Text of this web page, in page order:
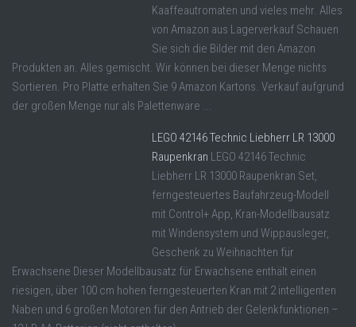
Kaaffeautromaten und vieles mehr. Alles
von Amazon aus Lagerverkauf Schauen
Sie sich die Bilder mit den Amazon
Produkten an. Alles gemischt. Wir können bei dieser Menge nichts
Sortieren. Pro Platte erhalten Sie 9 Amazon Kartons. Verkauf aufgrund
der großen Menge nur als Palettenware ...
LEGO 42146 Technic Liebherr LR 13000
Raupenkran LEGO 42146 Technic
Liebherr LR 13000 Raupenkran Set,
ferngesteuertes Baufahrzeug-Modell
mit Control+ App, Kran-Modellbausatz
mit Windensystem und Wippausleger,
Geschenk zu Weihnachten für
Erwachsene Dieser Modellbausatz für Erwachsene enthält einen
riesigen, über 100 cm hohen ferngesteuerten Kran mit 2 intelligenten
Naben und 6 großen Motoren für den Antrieb der Gelenkfunktionen –